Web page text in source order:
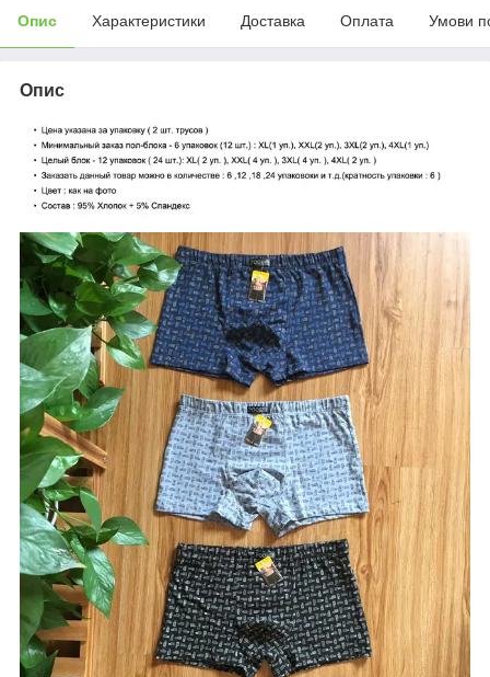
Опис Характеристики Доставка Оплата Умови
Опис